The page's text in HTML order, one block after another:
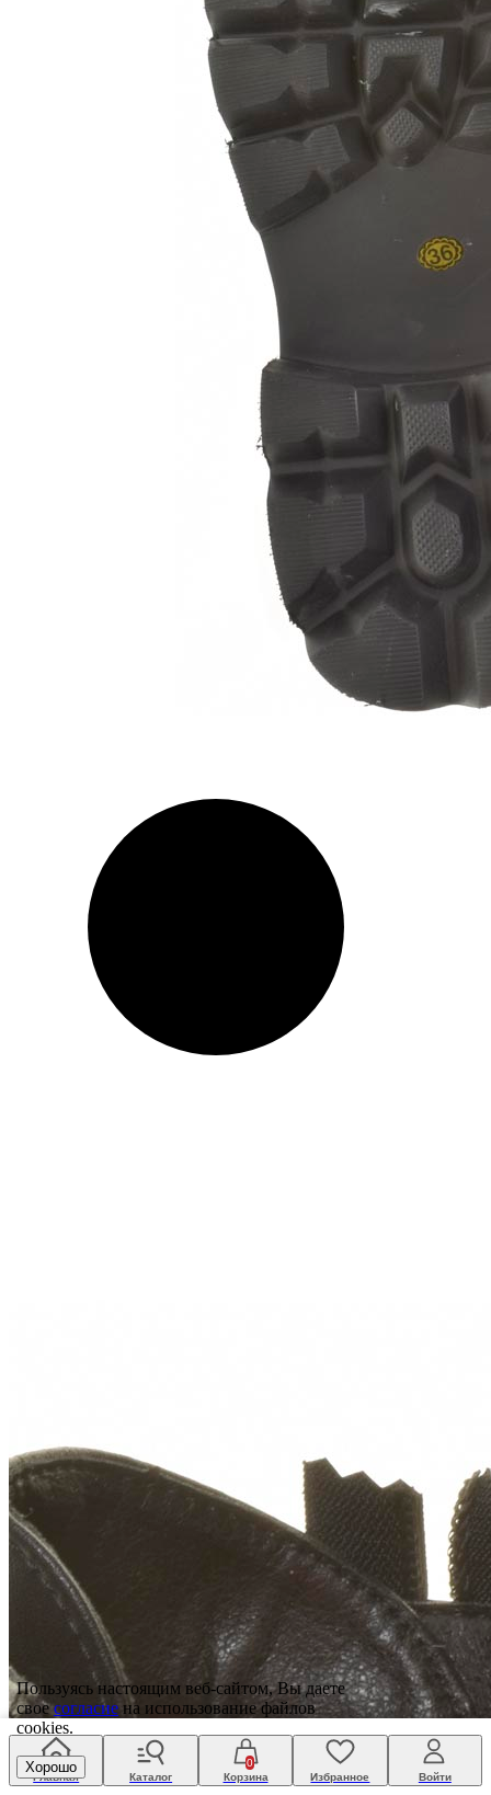
Главная Каталог
0
Корзина
Избранное Войти
Пользуясь настоящим веб-сайтом, Вы даете
своесогласие на использование файлов
cookies.
Хорошо